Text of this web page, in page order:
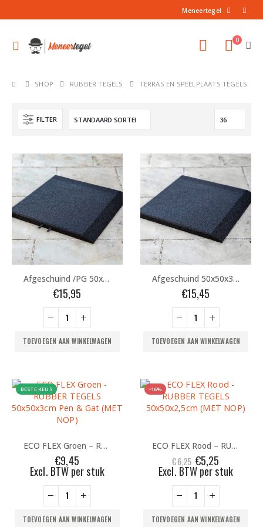
Meneertegel
0
SHOP RUBBER TEGELS TERRAS EN SPEELPLAATS TEGELS
FILTER
Afgeschuind /PG 50x50x3cm – Zwart
€15,95
TOEVOEGEN AAN WINKELWAGEN
Afgeschuind 50x50x3cm – Zwart
€15,45
TOEVOEGEN AAN WINKELWAGEN
BESTE KEUS
ECO FLEX Groen – RUBBER TEGELS 50x50x3cm Pen & Gat (MET NOP)
€9,45
Excl. BTW per stuk
TOEVOEGEN AAN WINKELWAGEN
-16%
ECO FLEX Rood – RUBBER TEGELS 50x50x2,5cm (MET NOP)
€6,25 Oorspronkelijke
prijs
was:
€6,25.
€5,25
prijs
is:
Excl. BTW per stuk
TOEVOEGEN AAN WINKELWAGEN